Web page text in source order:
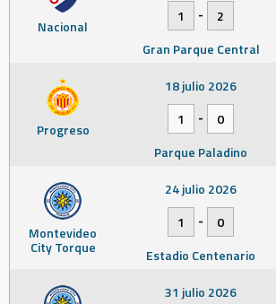
Nacional
1
-
2
Gran Parque Central
Progreso
18 julio 2026
1
-
0
Parque Paladino
Montevideo
City Torque
24 julio 2026
1
-
0
Estadio Centenario
31 julio 2026